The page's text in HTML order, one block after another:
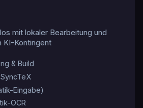
mit lokaler Bearbeitung und
KI-Kontingent
& Build
Eingabe)
OCR